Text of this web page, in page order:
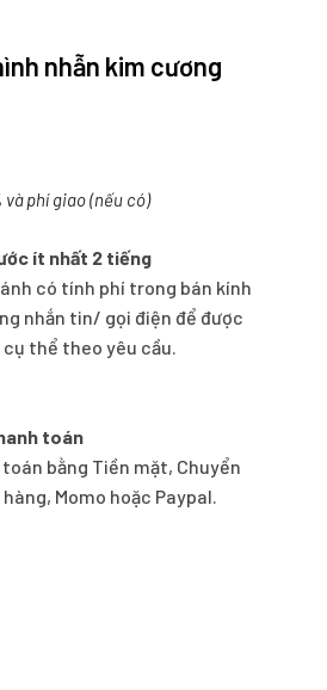
nhẫn kim cương
và phí giao (nếu có)
ít nhất 2 tiếng
có tính phí trong bán kính
nhắn tin/ gọi điện để được
thể theo yêu cầu.
toán
bằng Tiền mặt, Chuyển
Momo hoặc Paypal.